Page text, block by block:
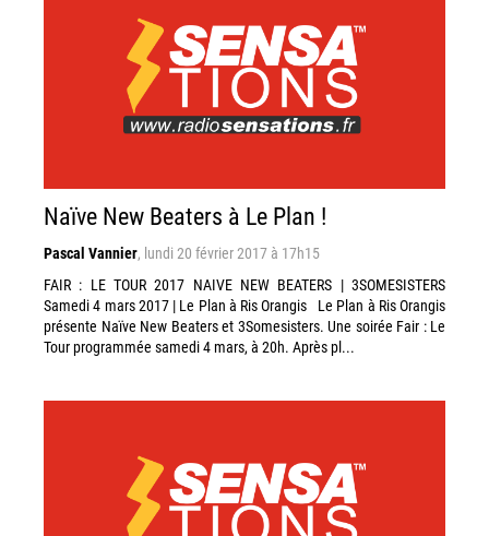
Naïve New Beaters à Le Plan !
Pascal Vannier, lundi 20 février 2017 à 17h15
FAIR : LE TOUR 2017 NAIVE NEW BEATERS | 3SOMESISTERS
Samedi 4 mars 2017 | Le Plan à Ris Orangis Le Plan à Ris Orangis
présente Naïve New Beaters et 3Somesisters. Une soirée Fair : Le
Tour programmée samedi 4 mars, à 20h. Après pl...